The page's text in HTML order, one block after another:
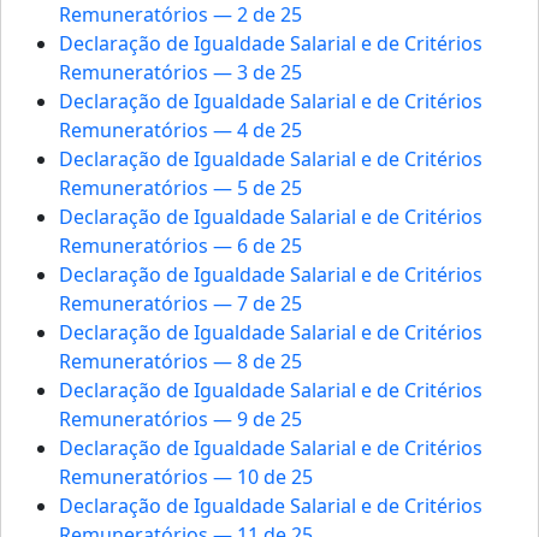
Remuneratórios — 2 de 25
Declaração de Igualdade Salarial e de Critérios
Remuneratórios — 3 de 25
Declaração de Igualdade Salarial e de Critérios
Remuneratórios — 4 de 25
Declaração de Igualdade Salarial e de Critérios
Remuneratórios — 5 de 25
Declaração de Igualdade Salarial e de Critérios
Remuneratórios — 6 de 25
Declaração de Igualdade Salarial e de Critérios
Remuneratórios — 7 de 25
Declaração de Igualdade Salarial e de Critérios
Remuneratórios — 8 de 25
Declaração de Igualdade Salarial e de Critérios
Remuneratórios — 9 de 25
Declaração de Igualdade Salarial e de Critérios
Remuneratórios — 10 de 25
Declaração de Igualdade Salarial e de Critérios